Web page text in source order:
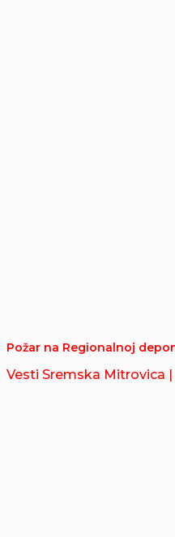
Požar na Regionalnoj
Vesti Sremska Mitrovica